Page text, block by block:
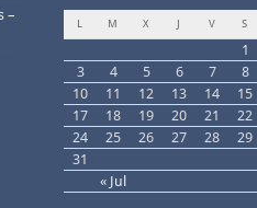
–
L M X J V S
« Jul
1
3
4 5 6 7 8
10
11 12 13 14 15
17
18 19 20 21 22
24
25 26 27 28 29
31